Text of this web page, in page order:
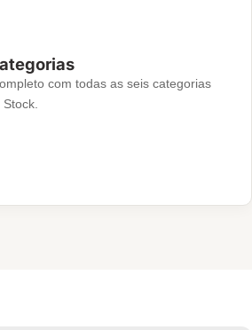
com todas as seis categorias